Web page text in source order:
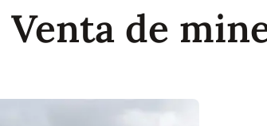
Venta de